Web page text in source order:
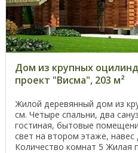
Дом из крупных
проект "Висма", 203 м²
Жилой деревянный дом из
см. Четыре спальни, два
гостиная, бытовые
свет на втором этаже,
Количество комнат 5